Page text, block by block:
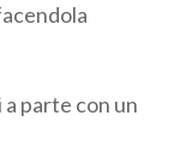
parte con un